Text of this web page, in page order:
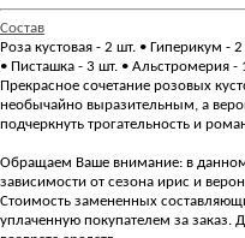
Состав
Роза кустовая - 2 шт. • Гиперикум -
• Писташка - 3 шт. • Альстромерия -
Прекрасное сочетание розовых
необычайно выразительным, а
подчеркнуть трогательность и
Обращаем Ваше внимание: в
зависимости от сезона ирис и
Стоимость замененных
уплаченную покупателем за заказ.